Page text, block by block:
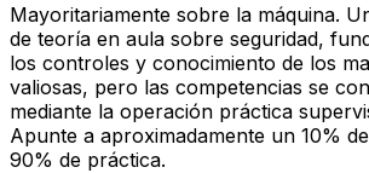
Mayoritariamente sobre la máquina.
de teoría en aula sobre seguridad,
los controles y conocimiento de los
valiosas, pero las competencias se
mediante la operación práctica
Apunte a aproximadamente un 10%
90% de práctica.